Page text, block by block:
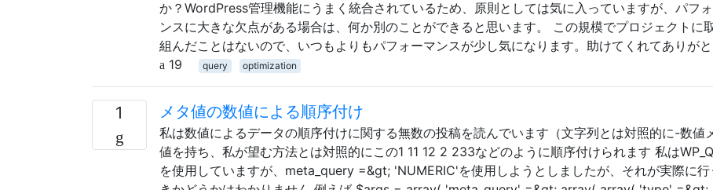
か？WordPress管理機能にうまく統合されているため、原則としては気に入っていますが、パフ
ンスに大きな欠点がある場合は、何か別のことができると思います。 この規模でプロジェクトに
組んだことはないので、いつもよりもパフォーマンスが少し気になります。助けてくれてありがと
19
query optimization
1 メタ値の数値による順序付け
私は数値によるデータの順序付けに関する無数の投稿を読んでいます（文字列とは対照的に-数値
値を持ち、私が望む方法とは対照的にこの1 11 12 2 233などのように順序付けられます 私は
を使用していますが、meta_query =&gt; 'NUMERIC'を使用しようとしましたが、それが実際に行